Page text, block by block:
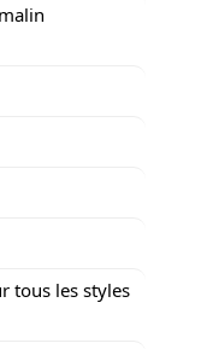
tous les styles